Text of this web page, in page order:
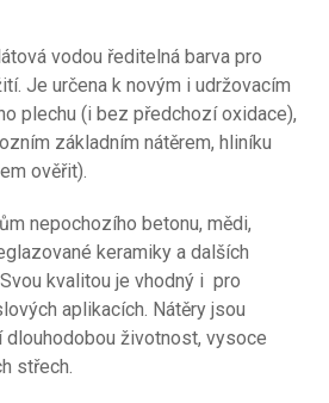
vodou ředitelná barva pro
Je určena k novým i udržovacím
plechu (i bez předchozí oxidace),
základním nátěrem, hliníku
ověřit).
nepochozího betonu, mědi,
keramiky a dalších
kvalitou je vhodný i pro
aplikacích. Nátěry jsou
životnost, vysoce
střech.